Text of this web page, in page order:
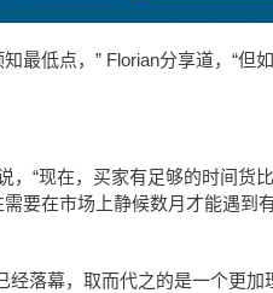
最低点，” Florian分享道，“但
，“现在，买家有足够的时间货
要在市场上静候数月才能遇到
经落幕，取而代之的是一个更